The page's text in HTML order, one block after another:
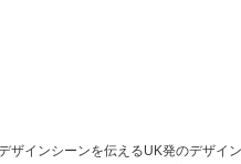
ザインシーンを伝えるUK発のデザイ